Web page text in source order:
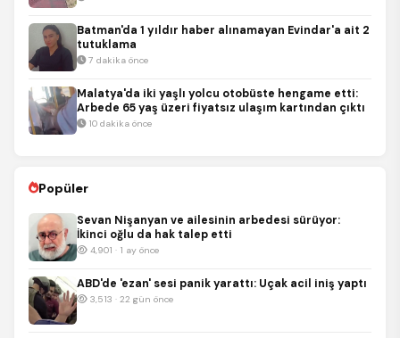
Batman'da 1 yıldır haber alınamayan Evindar'a ait 2
tutuklama
7 dakika önce
Malatya'da iki yaşlı yolcu otobüste hengame etti:
Arbede 65 yaş üzeri fiyatsız ulaşım kartından çıktı
10 dakika önce
Popüler
Sevan Nişanyan ve ailesinin arbedesi sürüyor:
İkinci oğlu da hak talep etti
4,901 · 1 ay önce
ABD'de 'ezan' sesi panik yarattı: Uçak acil iniş yaptı
3,513 · 22 gün önce